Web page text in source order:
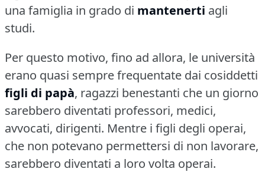
una famiglia in grado di mantenerti agli
studi.
Per questo motivo, fino ad allora, le università
erano quasi sempre frequentate dai cosiddetti
figli di papà, ragazzi benestanti che un giorno
sarebbero diventati professori, medici,
avvocati, dirigenti. Mentre i figli degli operai,
che non potevano permettersi di non lavorare,
sarebbero diventati a loro volta operai.